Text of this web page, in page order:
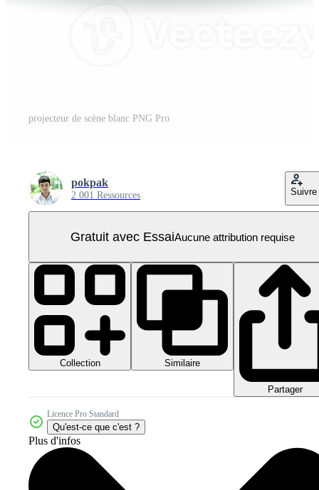
projecteur de scène blanc PNG Pro
pokpak
2 001 Ressources Suivre
Gratuit avec EssaiAucune attribution requise
Collection Similaire
Partager
Licence Pro Standard
Qu'est-ce que c'est ?
Plus d'infos